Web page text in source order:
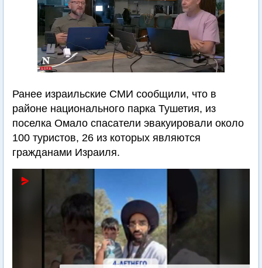
Ранее израильские СМИ сообщили, что в
районе национального парка Тушетия, из
поселка Омало спасатели эвакуировали около
100 туристов, 26 из которых являются
гражданами Израиля.